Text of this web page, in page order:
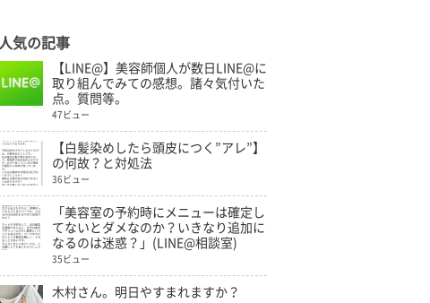
人気の記事
【LINE@】美容師個人が数日LINE@に
取り組んでみての感想。諸々気付いた
点。質問等。
47ビュー
【白髪染めしたら頭皮につく”アレ”】
の何故？と対処法
36ビュー
「美容室の予約時にメニューは確定し
てないとダメなのか？いきなり追加に
なるのは迷惑？」(LINE@相談室)
35ビュー
木村さん。明日やすまれますか？